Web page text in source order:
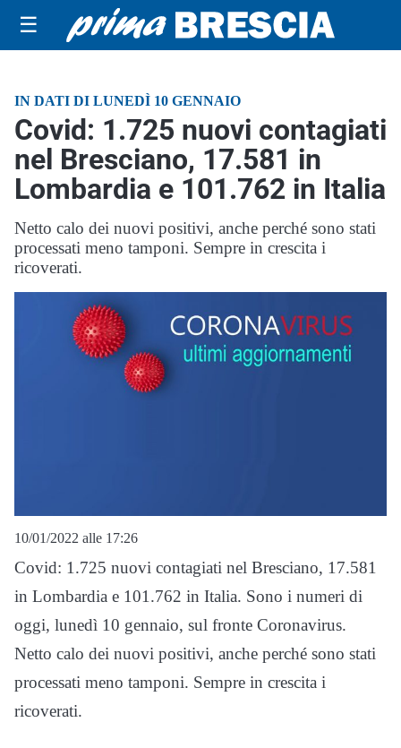
☰
IN DATI DI LUNEDÌ 10 GENNAIO
Covid: 1.725 nuovi contagiati
nel Bresciano, 17.581 in
Lombardia e 101.762 in Italia
Netto calo dei nuovi positivi, anche perché sono stati
processati meno tamponi. Sempre in crescita i
ricoverati.
10/01/2022 alle 17:26
Covid: 1.725 nuovi contagiati nel Bresciano, 17.581
in Lombardia e 101.762 in Italia. Sono i numeri di
oggi, lunedì 10 gennaio, sul fronte Coronavirus.
Netto calo dei nuovi positivi, anche perché sono stati
processati meno tamponi. Sempre in crescita i
ricoverati.